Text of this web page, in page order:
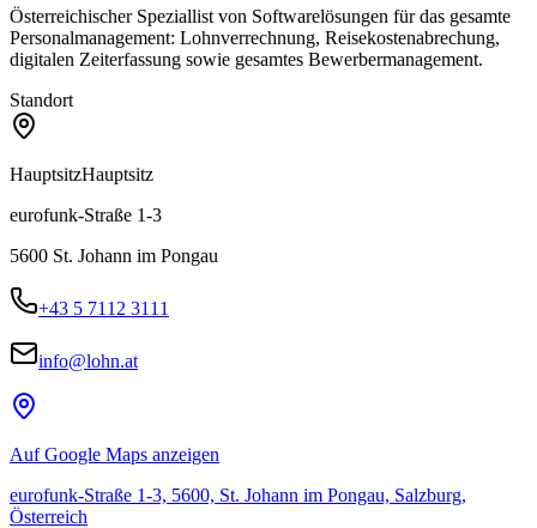
Österreichischer Speziallist von Softwarelösungen für das gesamte
Personalmanagement: Lohnverrechnung, Reisekostenabrechung,
digitalen Zeiterfassung sowie gesamtes Bewerbermanagement.
Standort
HauptsitzHauptsitz
eurofunk-Straße 1-3
5600 St. Johann im Pongau
+43 5 7112 3111
info@lohn.at
Auf Google Maps anzeigen
eurofunk-Straße 1-3, 5600, St. Johann im Pongau, Salzburg,
Österreich